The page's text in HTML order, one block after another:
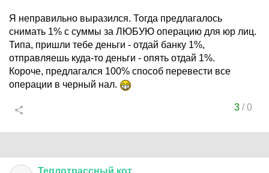
Я неправильно выразился. Тогда предлагалось
снимать 1% с суммы за ЛЮБУЮ операцию для юр лиц.
Типа, пришли тебе деньги - отдай банку 1%,
отправляешь куда-то деньги - опять отдай 1%.
Короче, предлагался 100% способ перевести все
операции в черный нал.
3/0
Теплотрассный кот